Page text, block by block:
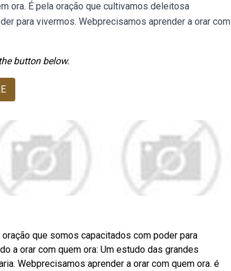
ora. É pela oração que cultivamos deleitosa
para vivermos. Webprecisamos aprender a orar com
button below.
que somos capacitados com poder para
a orar com quem ora: Um estudo das grandes
Webprecisamos aprender a orar com quem ora. é